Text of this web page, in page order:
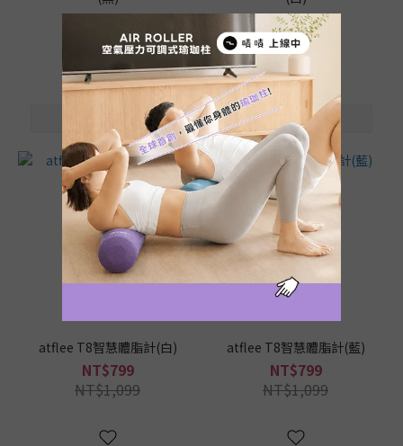
NT$399
NT$599
NT$399
NT$599
atflee T8智慧體脂計(白)
NT$799
NT$1,099
atflee T8智慧體脂計(藍)
NT$799
NT$1,099